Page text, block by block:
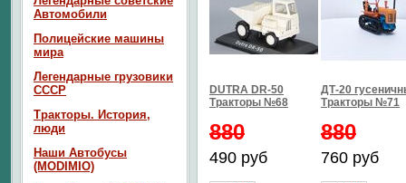
DUTRA DR-50
Тракторы №68
880
490 руб
ДТ-20
Тракторы №71
880
760 руб
Автомобили
Полицейские машины
мира
Легендарные грузовики
СССР
Тракторы. История,
люди
Наши Автобусы
(MODIMIO)